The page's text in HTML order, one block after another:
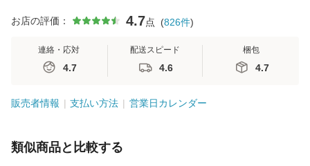
お店の評価： 4.7点 (826件)
連絡・応対
4.7
配送スピード
4.6
梱包
4.7
販売者情報 支払い方法 営業日カレンダー
類似商品と比較する